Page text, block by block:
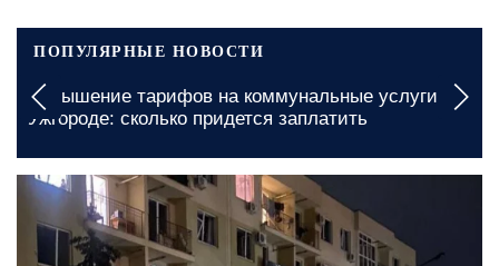
ПОПУЛЯРНЫЕ НОВОСТИ
Подорожание проезда в Кропивницком: сколько
позволено будет платить льготникам
сегодня, 06:25